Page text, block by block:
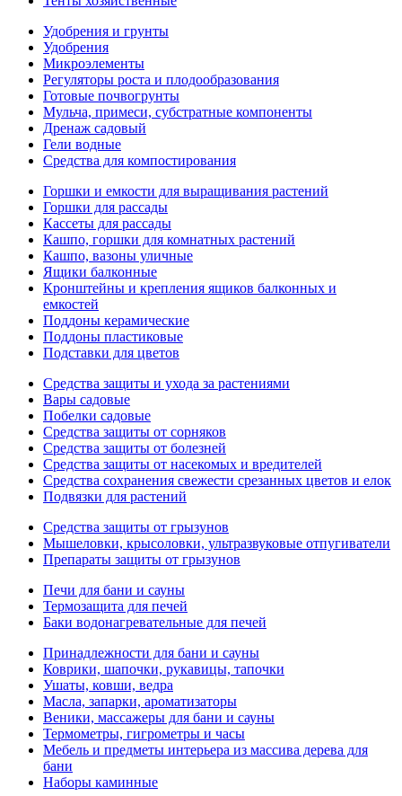
Удобрения и грунты
Удобрения
Микроэлементы
Регуляторы роста и плодообразования
Готовые почвогрунты
Мульча, примеси, субстратные компоненты
Дренаж садовый
Гели водные
Средства для компостирования
Горшки и емкости для выращивания растений
Горшки для рассады
Кассеты для рассады
Кашпо, горшки для комнатных растений
Кашпо, вазоны уличные
Ящики балконные
Кронштейны и крепления ящиков балконных и
емкостей
Поддоны керамические
Поддоны пластиковые
Подставки для цветов
Средства защиты и ухода за растениями
Вары садовые
Побелки садовые
Средства защиты от сорняков
Средства защиты от болезней
Средства защиты от насекомых и вредителей
Средства сохранения свежести срезанных цветов и елок
Подвязки для растений
Средства защиты от грызунов
Мышеловки, крысоловки, ультразвуковые отпугиватели
Препараты защиты от грызунов
Печи для бани и сауны
Термозащита для печей
Баки водонагревательные для печей
Принадлежности для бани и сауны
Коврики, шапочки, рукавицы, тапочки
Ушаты, ковши, ведра
Масла, запарки, ароматизаторы
Веники, массажеры для бани и сауны
Термометры, гигрометры и часы
Мебель и предметы интерьера из массива дерева для
бани
Наборы каминные